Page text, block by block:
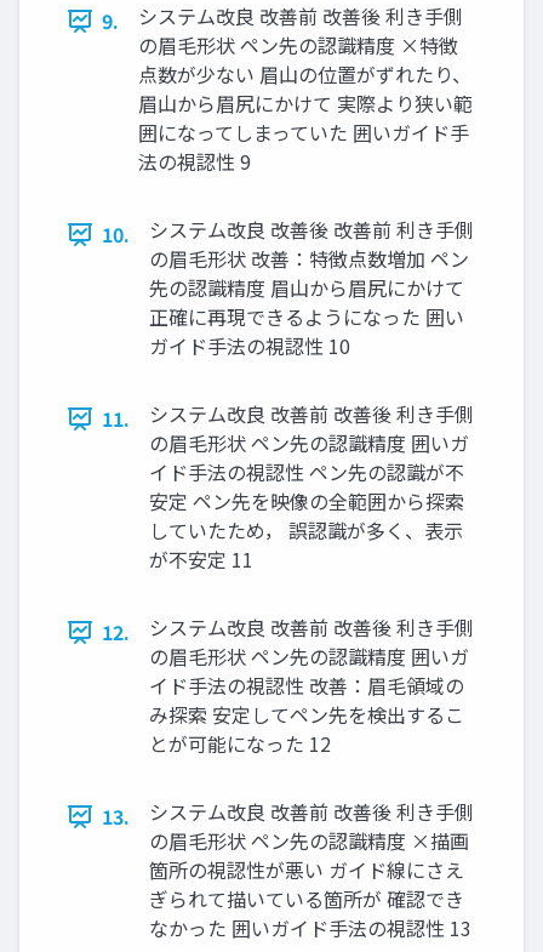
9.
システム改良 改善前 改善後 利き手側
の眉毛形状 ペン先の認識精度 ×特徴
点数が少ない 眉山の位置がずれたり、
眉山から眉尻にかけて 実際より狭い範
囲になってしまっていた 囲いガイド手
法の視認性 9
10.
システム改良 改善後 改善前 利き手側
の眉毛形状 改善：特徴点数増加 ペン
先の認識精度 眉山から眉尻にかけて
正確に再現できるようになった 囲い
ガイド手法の視認性 10
11.
システム改良 改善前 改善後 利き手側
の眉毛形状 ペン先の認識精度 囲いガ
イド手法の視認性 ペン先の認識が不
安定 ペン先を映像の全範囲から探索
していたため， 誤認識が多く、表示
が不安定 11
12.
システム改良 改善前 改善後 利き手側
の眉毛形状 ペン先の認識精度 囲いガ
イド手法の視認性 改善：眉毛領域の
み探索 安定してペン先を検出するこ
とが可能になった 12
13.
システム改良 改善前 改善後 利き手側
の眉毛形状 ペン先の認識精度 ×描画
箇所の視認性が悪い ガイド線にさえ
ぎられて描いている箇所が 確認でき
なかった 囲いガイド手法の視認性 13